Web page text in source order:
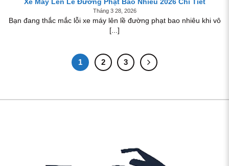
Xe Máy Lên Lề Đường Phạt Bao Nhiêu 2026 Chi Tiết
Tháng 3 28, 2026
Bạn đang thắc mắc lỗi xe máy lên lề đường phạt bao nhiêu khi vô
[...]
1 2 3